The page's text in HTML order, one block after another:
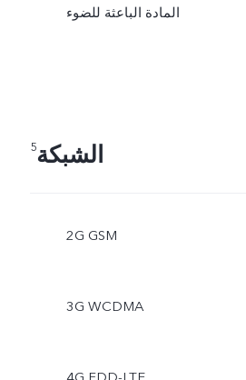
المادة الباعثة للضوء
الشبكة5
2G GSM
3G WCDMA